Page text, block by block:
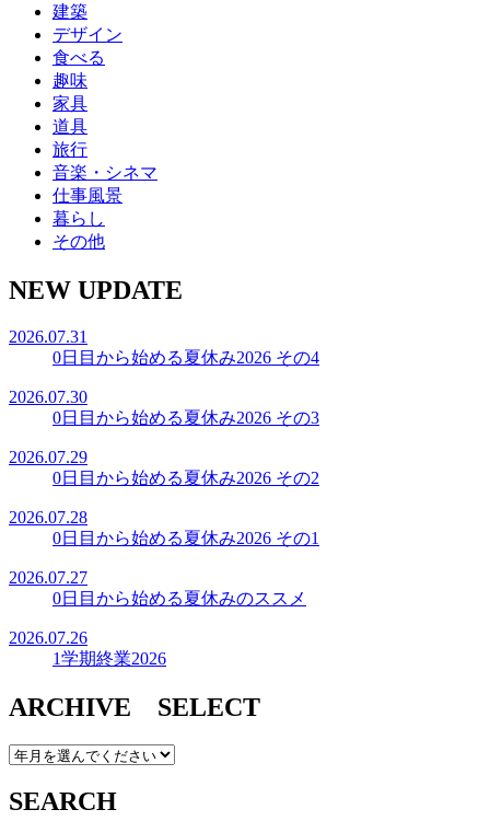
建築
デザイン
食べる
趣味
家具
道具
旅行
音楽・シネマ
仕事風景
暮らし
その他
NEW UPDATE
2026.07.31
0日目から始める夏休み2026 その4
2026.07.30
0日目から始める夏休み2026 その3
2026.07.29
0日目から始める夏休み2026 その2
2026.07.28
0日目から始める夏休み2026 その1
2026.07.27
0日目から始める夏休みのススメ
2026.07.26
1学期終業2026
ARCHIVE SELECT
SEARCH